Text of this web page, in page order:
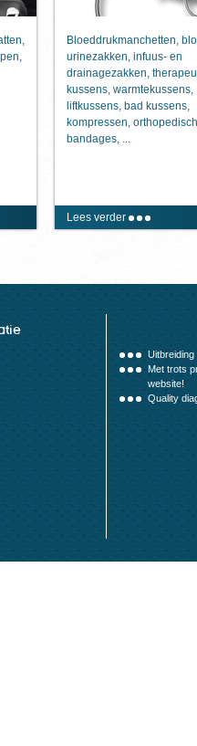
Lees verder
Bloeddrukmanchetten,
urinezakken, infuus- en
drainagezakken,
kussens, warmtekussens,
liftkussens, bad kussens,
kompressen,
bandages, ...
Uitbreiding
Met trots
website!
Quality